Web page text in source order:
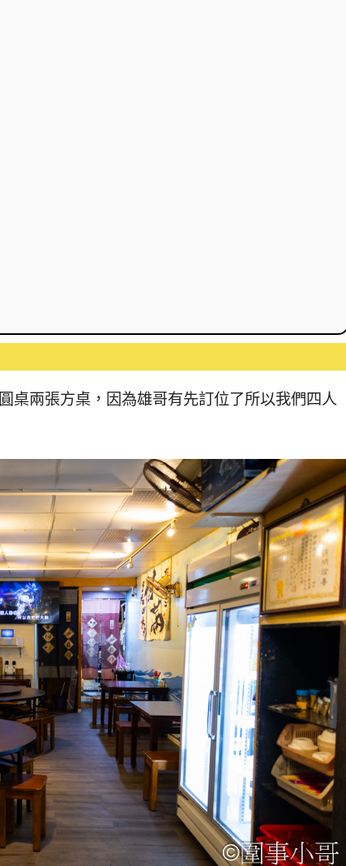
桌兩張方桌，因為雄哥有先訂位了所以我們四人